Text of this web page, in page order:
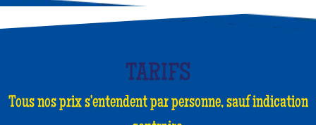
TARIFS
Tous nos prix s'entendent par personne, sauf indication